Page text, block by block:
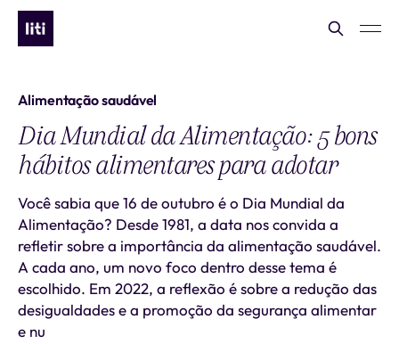
Alimentação saudável
Dia Mundial da Alimentação: 5 bons
hábitos alimentares para adotar
Você sabia que 16 de outubro é o Dia Mundial da
Alimentação? Desde 1981, a data nos convida a
refletir sobre a importância da alimentação saudável.
A cada ano, um novo foco dentro desse tema é
escolhido. Em 2022, a reflexão é sobre a redução das
desigualdades e a promoção da segurança alimentar
e nu